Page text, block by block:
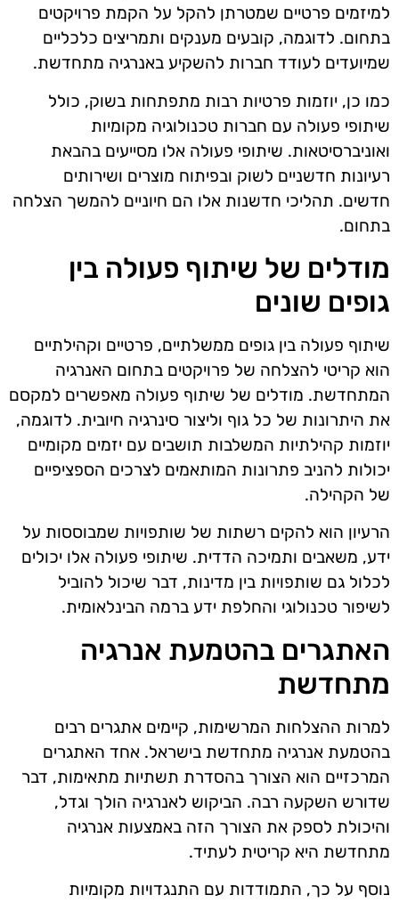
למיזמים פרטיים שמטרתן להקל על הקמת פרויקטים
בתחום. לדוגמה, קובעים מענקים ותמריצים כלכליים
שמיועדים לעודד חברות להשקיע באנרגיה מתחדשת.
כמו כן, יוזמות פרטיות רבות מתפתחות בשוק, כולל
שיתופי פעולה עם חברות טכנולוגיה מקומיות
ואוניברסיטאות. שיתופי פעולה אלו מסייעים בהבאת
רעיונות חדשניים לשוק ובפיתוח מוצרים ושירותים
חדשים. תהליכי חדשנות אלו הם חיוניים להמשך הצלחה
בתחום.
מודלים של שיתוף פעולה בין
גופים שונים
שיתוף פעולה בין גופים ממשלתיים, פרטיים וקהילתיים
הוא קריטי להצלחה של פרויקטים בתחום האנרגיה
המתחדשת. מודלים של שיתוף פעולה מאפשרים למקסם
את היתרונות של כל גוף וליצור סינרגיה חיובית. לדוגמה,
יוזמות קהילתיות המשלבות תושבים עם יזמים מקומיים
יכולות להניב פתרונות המותאמים לצרכים הספציפיים
של הקהילה.
הרעיון הוא להקים רשתות של שותפויות שמבוססות על
ידע, משאבים ותמיכה הדדית. שיתופי פעולה אלו יכולים
לכלול גם שותפויות בין מדינות, דבר שיכול להוביל
לשיפור טכנולוגי והחלפת ידע ברמה הבינלאומית.
האתגרים בהטמעת אנרגיה
מתחדשת
למרות ההצלחות המרשימות, קיימים אתגרים רבים
בהטמעת אנרגיה מתחדשת בישראל. אחד האתגרים
המרכזיים הוא הצורך בהסדרת תשתיות מתאימות, דבר
שדורש השקעה רבה. הביקוש לאנרגיה הולך וגדל,
והיכולת לספק את הצורך הזה באמצעות אנרגיה
מתחדשת היא קריטית לעתיד.
נוסף על כך, התמודדות עם התנגדויות מקומיות